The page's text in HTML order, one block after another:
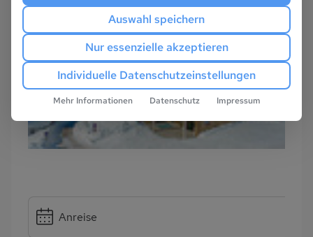
Anreise
Auswahl speichern
Nur essenzielle akzeptieren
Individuelle Datenschutzeinstellungen
Mehr Informationen Datenschutz Impressum